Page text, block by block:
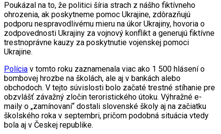
Poukázal na to, že politici šíria strach z nášho fiktívneho
ohrozenia, ak poskytneme pomoc Ukrajine, zdôrazňujú
podporu nespravodlivému mieru na úkor Ukrajiny, hovoria o
zodpovednosti Ukrajiny za vojnový konflikt a generujú fiktívne
trestnoprávne kauzy za poskytnutie vojenskej pomoci
Ukrajine.
Polícia v tomto roku zaznamenala viac ako 1 500 hlásení o
bombovej hrozbe na školách, ale aj v bankách alebo
obchodoch. V tejto súvislosti bolo začaté trestné stíhanie pre
obzvlášť závažný zločin teroristického útoku. Výhražné e-
maily o „zamínovaní“ dostali slovenské školy aj na začiatku
školského roka v septembri, pričom podobná situácia vtedy
bola aj v Českej republike.